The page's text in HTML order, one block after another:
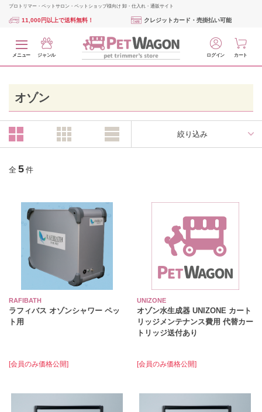
プロトリマー・ペットサロン・ペットショップ様向け 卸・仕入れ・通販サイト
11,000円以上で送料無料！ クレジットカード・売掛払い可能
メニュー ジャンル ログイン カート
オゾン
絞り込み
全 5 件
RAFIBATH
ラフィバス オゾンシャワー ペッ
ト用
[会員のみ価格公開]
UNIZONE
オゾン水生成器 UNIZONE カート
リッジメンテナンス費用 代替カー
トリッジ送付あり
[会員のみ価格公開]